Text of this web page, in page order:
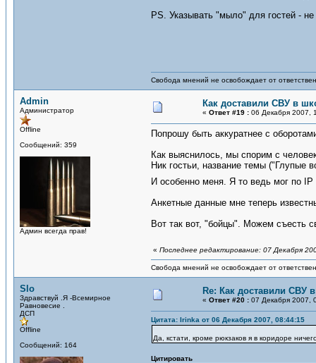
PS. Указывать "мыло" для гостей -
Свобода мнений не освобождает от
Admin
Администратор
Offline
Сообщений: 359
Админ всегда прав!
Как доставили СВУ в
« Ответ #19 : 06 Декабря 2007,
Попрошу быть аккуратнее с
Как выяснилось, мы спорим с
Ник гостьи, название темы ("Глупые
И особенно меня. Я то ведь мог по
Анкетные данные мне теперь
Вот так вот, "бойцы". Можем съесть
« Последнее редактирование: 07 Декабря
Свобода мнений не освобождает от
Slo
Здравствуй .Я -Всемирное
Равновесие .
ДСП
Offline
Сообщений: 164
Re: Как доставили СВУ
« Ответ #20 : 07 Декабря 2007,
Цитата: Irinka от 06 Декабря 2007, 08:44:15
Да, кстати, кроме рюкзаков я в коридоре
Цитировать